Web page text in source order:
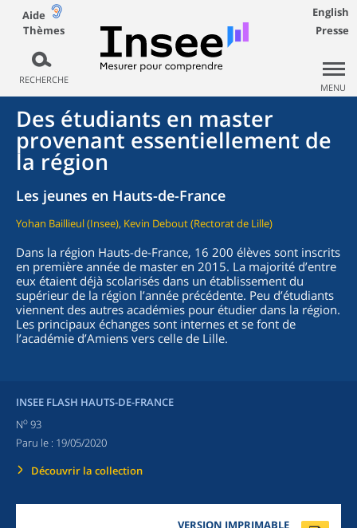
Aide
Thèmes
RECHERCHE
English
Presse
MENU
Des étudiants en master
provenant essentiellement de
la région
Les jeunes en Hauts-de-France
Yohan Baillieul (Insee), Kevin Debout (Rectorat de Lille)
Dans la région Hauts-de-France, 16 200 élèves sont inscrits
en première année de master en 2015. La majorité d’entre
eux étaient déjà scolarisés dans un établissement du
supérieur de la région l’année précédente. Peu d’étudiants
viennent des autres académies pour étudier dans la région.
Les principaux échanges sont internes et se font de
l’académie d’Amiens vers celle de Lille.
INSEE FLASH HAUTS-DE-FRANCE
No 93
Paru le : 19/05/2020
Découvrir la collection
VERSION IMPRIMABLE